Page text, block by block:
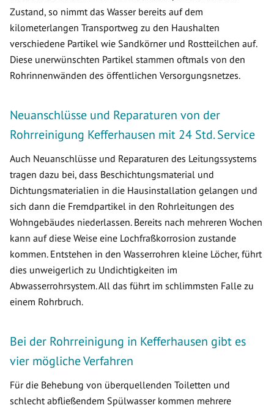
Zustand, so nimmt das Wasser bereits auf dem
kilometerlangen Transportweg zu den Haushalten
verschiedene Partikel wie Sandkörner und Rostteilchen auf.
Diese unerwünschten Partikel stammen oftmals von den
Rohrinnenwänden des öffentlichen Versorgungsnetzes.
Neuanschlüsse und Reparaturen von der
Rohrreinigung Kefferhausen mit 24 Std. Service
Auch Neuanschlüsse und Reparaturen des Leitungssystems
tragen dazu bei, dass Beschichtungsmaterial und
Dichtungsmaterialien in die Hausinstallation gelangen und
sich dann die Fremdpartikel in den Rohrleitungen des
Wohngebäudes niederlassen. Bereits nach mehreren Wochen
kann auf diese Weise eine Lochfraßkorrosion zustande
kommen. Entstehen in den Wasserrohren kleine Löcher, führt
dies unweigerlich zu Undichtigkeiten im
Abwasserrohrsystem. All das führt im schlimmsten Falle zu
einem Rohrbruch.
Bei der Rohrreinigung in Kefferhausen gibt es
vier mögliche Verfahren
Für die Behebung von überquellenden Toiletten und
schlecht abfließendem Spülwasser kommen mehrere